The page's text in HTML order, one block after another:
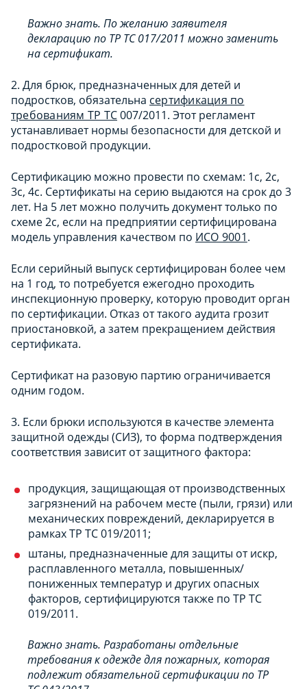
Важно знать. По желанию заявителя
декларацию по ТР ТС 017/2011 можно заменить
на сертификат.
2. Для брюк, предназначенных для детей и
подростков, обязательна сертификация по
требованиям ТР ТС007/2011. Этот регламент
устанавливает нормы безопасности для детской и
подростковой продукции.
Сертификацию можно провести по схемам: 1с, 2с,
3с, 4с. Сертификаты на серию выдаются на срок до 3
лет. На 5 лет можно получить документ только по
схеме 2с, если на предприятии сертифицирована
модель управления качеством по ИСО 9001.
Если серийный выпуск сертифицирован более чем
на 1 год, то потребуется ежегодно проходить
инспекционную проверку, которую проводит орган
по сертификации. Отказ от такого аудита грозит
приостановкой, а затем прекращением действия
сертификата.
Сертификат на разовую партию ограничивается
одним годом.
3. Если брюки используются в качестве элемента
защитной одежды (СИЗ), то форма подтверждения
соответствия зависит от защитного фактора:
продукция, защищающая от производственных
загрязнений на рабочем месте (пыли, грязи) или
механических повреждений, декларируется в
рамках ТР ТС 019/2011;
штаны, предназначенные для защиты от искр,
расплавленного металла, повышенных/
пониженных температур и других опасных
факторов, сертифицируются также по ТР ТС
019/2011.
Важно знать. Разработаны отдельные
требования к одежде для пожарных, которая
подлежит обязательной сертификации по ТР